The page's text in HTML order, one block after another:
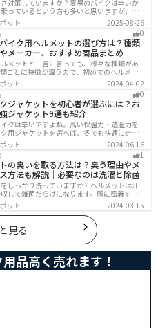
対策していますか？夏場のバイクは辛いか
っているという方も多いと思いますが、し
対策をすれば夏場でも快適にバイクに乗る
す！この記事では、夏場のバイク暑さ対策
対策グッズを紹介します！
ット
2025-08-26
0
イク用ヘルメットの選び方は？種類
メーカー、おすすめ商品まとめ
メットと一言に言っても、様々な種類があ
ごとに特徴が違うので、初めてのヘルメッ
しないように、しっかりと理解して選ぶよ
う。この記事では、特徴やメリットデメリ
ーカーなど初心者が知っておくべきことを
。
ット
2024-04-02
0
ジャケットを初心者が選ぶには？お
ジャケット9選も紹介
クは辛いですよね。高い保温力・透湿力を
用ジャケットを選べば、冬でも快適に走る
す！さらに電熱ジャケットであれば、どん
でも全く寒さを感じずバイクに乗れます。
揃えて今年の冬も乗り切りましょう！
ット
2024-06-16
1
の臭いを取る方法は？臭う理由やメ
方法も解説｜必要なのは洗濯と除菌
しっかり洗っていますか？ヘルメットは汗
して雑菌だらけになります。顔に密着する
かりと除菌・消臭をする必要があります。
、ヘルメットをまるっと綺麗にする方法を
。まだメンテナンスをしたことがないとい
参考にしてください。
ット 2024-03-15
見る
品高く売れます！